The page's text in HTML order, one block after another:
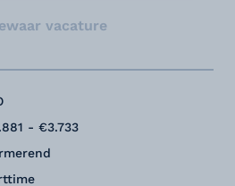
vacature
- €3.733